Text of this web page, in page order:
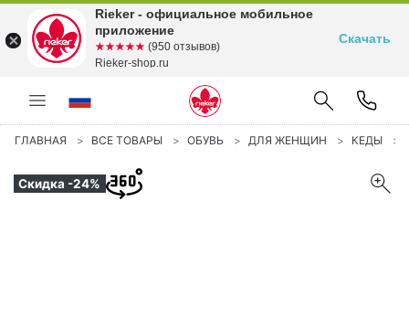
ГЛАВНАЯ ВСЕ ТОВАРЫ ОБУВЬ ДЛЯ ЖЕНЩИН КЕДЫ
Скидка -24%
Rieker - официальное мобильное
приложение
☆☆☆☆☆
★★★★★ (950 отзывов)
Rieker-shop.ru
Скачать